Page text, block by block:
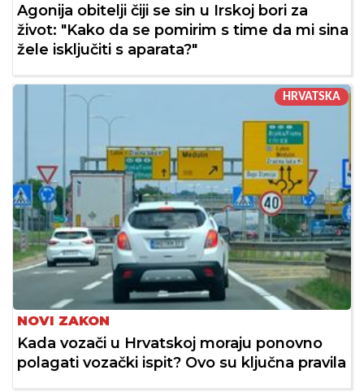
Agonija obitelji čiji se sin u Irskoj bori za
život: "Kako da se pomirim s time da mi sina
žele isključiti s aparata?"
HRVATSKA
NOVI ZAKON
Kada vozači u Hrvatskoj moraju ponovno
polagati vozački ispit? Ovo su ključna pravila